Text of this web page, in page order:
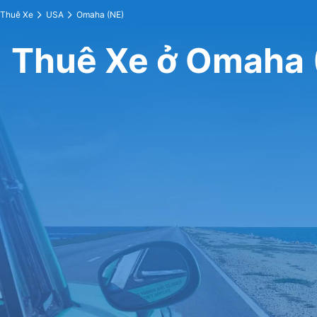
Thuê Xe USA Omaha (NE)
Thuê Xe ở Omaha